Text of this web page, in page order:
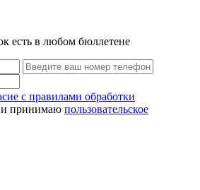
есть в любом бюллетене
с правилами обработки
принимаю пользовательское